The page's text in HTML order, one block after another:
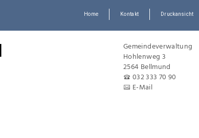
Home Kontakt Druckansicht
Gemeindeverwaltung
Hohlenweg 3
2564 Bellmund
032 333 70 90
E-Mail